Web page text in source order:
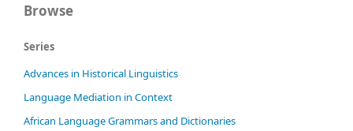
Browse
Series
Advances in Historical Linguistics
Language Mediation in Context
African Language Grammars and Dictionaries